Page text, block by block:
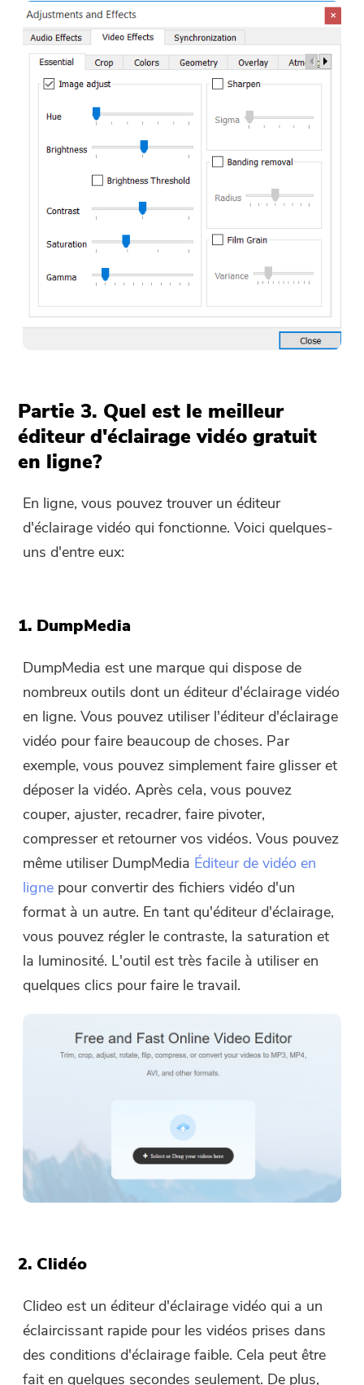
Partie 3. Quel est le meilleur
éditeur d'éclairage vidéo gratuit
en ligne?
En ligne, vous pouvez trouver un éditeur
d'éclairage vidéo qui fonctionne. Voici quelques-
uns d'entre eux:
1. DumpMedia
DumpMedia est une marque qui dispose de
nombreux outils dont un éditeur d'éclairage vidéo
en ligne. Vous pouvez utiliser l'éditeur d'éclairage
vidéo pour faire beaucoup de choses. Par
exemple, vous pouvez simplement faire glisser et
déposer la vidéo. Après cela, vous pouvez
couper, ajuster, recadrer, faire pivoter,
compresser et retourner vos vidéos. Vous pouvez
même utiliser DumpMedia Éditeur de vidéo en
ligne pour convertir des fichiers vidéo d'un
format à un autre. En tant qu'éditeur d'éclairage,
vous pouvez régler le contraste, la saturation et
la luminosité. L'outil est très facile à utiliser en
quelques clics pour faire le travail.
2. Clidéo
Clideo est un éditeur d'éclairage vidéo qui a un
éclaircissant rapide pour les vidéos prises dans
des conditions d'éclairage faible. Cela peut être
fait en quelques secondes seulement. De plus,